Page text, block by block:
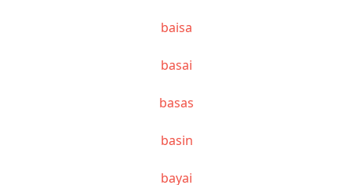
baisa
basai
basas
basin
bayai